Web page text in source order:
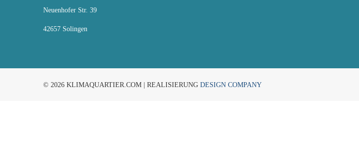
Neuenhofer Str. 39
42657 Solingen
© 2026 KLIMAQUARTIER.COM | REALISIERUNG DESIGN COMPANY